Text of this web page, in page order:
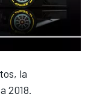
la
2018.